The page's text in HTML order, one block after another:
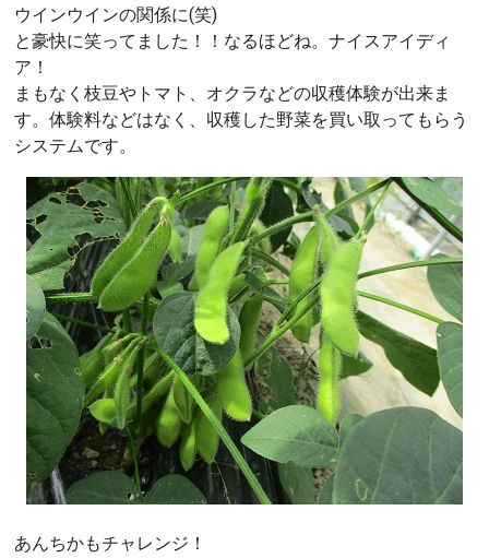
ウインウインの関係に(笑)
と豪快に笑ってました！！なるほどね。ナイスアイディ
ア！
まもなく枝豆やトマト、オクラなどの収穫体験が出来ま
す。体験料などはなく、収穫した野菜を買い取ってもらう
システムです。
あんちかもチャレンジ！